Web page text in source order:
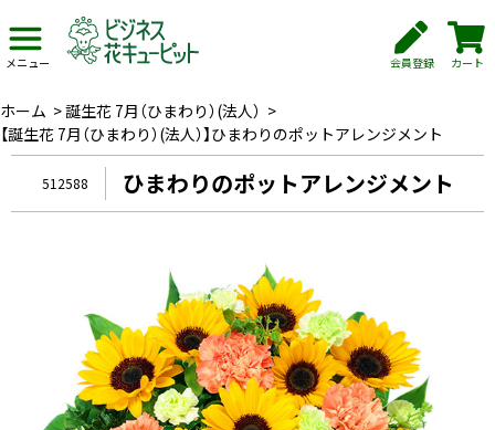
メニュー 会員登録 カート
ホーム >誕生花 7月（ひまわり）(法人） >
【誕生花 7月（ひまわり）(法人）】ひまわりのポットアレンジメント
512588 ひまわりのポットアレンジメント